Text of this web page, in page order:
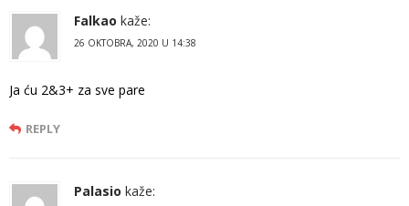
Falkao kaže:
26 OKTOBRA, 2020 U 14:38
Ja ću 2&3+ za sve pare
REPLY
Palasio kaže: